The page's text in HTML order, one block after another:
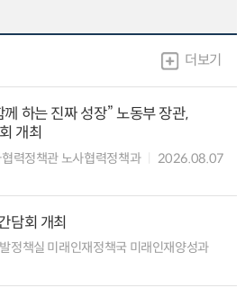
더보기
하는 진짜 성장” 노동부 장관,
개최
력정책관 노사협력정책과
2026.08.07
담회 개최
정책실 미래인재정책국 미래인재양성과